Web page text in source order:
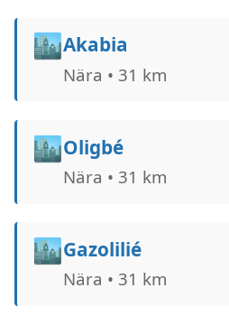
🏙️Akabia
Nära • 31 km
🏙️Oligbé
Nära • 31 km
🏙️Gazolilié
Nära • 31 km